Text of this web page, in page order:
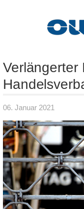
Verlängerter
06. Januar 2021